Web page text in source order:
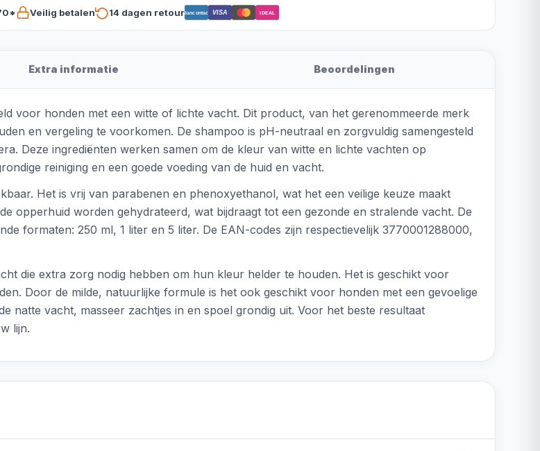
Veilig betalen 14 dagen retourBancontact VISA iDEAL
Extra informatie Beoordelingen
voor honden met een witte of lichte vacht. Dit product, van het gerenommeerde merk
en vergeling te voorkomen. De shampoo is pH-neutraal en zorgvuldig samengesteld
Deze ingrediënten werken samen om de kleur van witte en lichte vachten op
reiniging en een goede voeding van de huid en vacht.
Het is vrij van parabenen en phenoxyethanol, wat het een veilige keuze maakt
opperhuid worden gehydrateerd, wat bijdraagt tot een gezonde en stralende vacht. De
formaten: 250 ml, 1 liter en 5 liter. De EAN-codes zijn respectievelijk 3770001288000,
die extra zorg nodig hebben om hun kleur helder te houden. Het is geschikt voor
Door de milde, natuurlijke formule is het ook geschikt voor honden met een gevoelige
natte vacht, masseer zachtjes in en spoel grondig uit. Voor het beste resultaat
lijn.